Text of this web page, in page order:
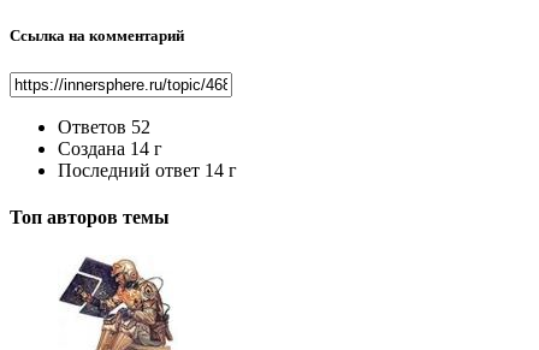
Ссылка на комментарий
Ответов 52
Создана 14 г
Последний ответ 14 г
Топ авторов темы